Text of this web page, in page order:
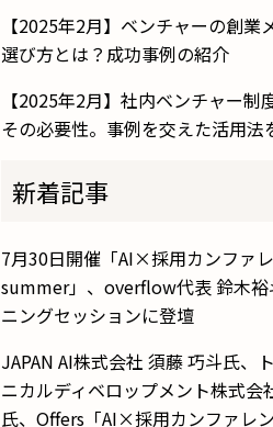
【2025年2月】ベンチャーの創業
選び方とは？成功事例の紹介
【2025年2月】社内ベンチャー制
その必要性。事例を交えた活用法
新着記事
7月30日開催「AI×採用カンファ
summer」、overflow代表 鈴木裕
ニングセッションに登壇
JAPAN AI株式会社 須藤 巧斗氏、
ニカルディベロップメント株式会
氏、Offers「AI×採用カンファレ